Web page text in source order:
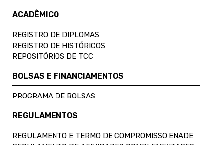
ACADÊMICO
REGISTRO DE DIPLOMAS
REGISTRO DE HISTÓRICOS
REPOSITÓRIOS DE TCC
BOLSAS E FINANCIAMENTOS
PROGRAMA DE BOLSAS
REGULAMENTOS
REGULAMENTO E TERMO DE COMPROMISSO ENADE